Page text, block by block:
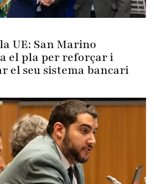
UE: San Marino
el pla per reforçar i
el seu sistema bancari